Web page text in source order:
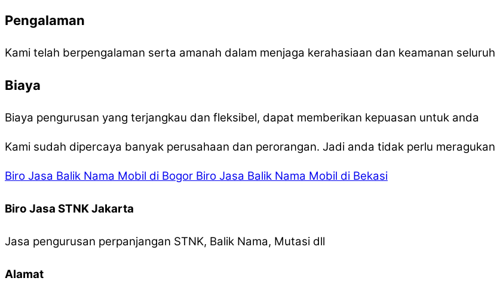
Pengalaman
Kami telah berpengalaman serta amanah dalam menjaga kerahasiaan dan keamanan
Biaya
Biaya pengurusan yang terjangkau dan fleksibel, dapat memberikan kepuasan untuk anda
Kami sudah dipercaya banyak perusahaan dan perorangan. Jadi anda tidak perlu meragukan
Biro Jasa Balik Nama Mobil di Bogor Biro Jasa Balik Nama Mobil di Bekasi
Biro Jasa STNK Jakarta
Jasa pengurusan perpanjangan STNK, Balik Nama, Mutasi dll
Alamat